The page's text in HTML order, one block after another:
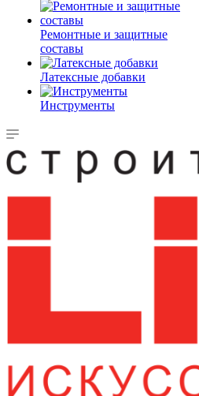
Ремонтные и защитные
составы
Латексные добавки
Инструменты